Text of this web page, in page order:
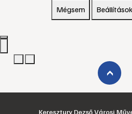
Mégsem
›
Keresztury Dezső Városi